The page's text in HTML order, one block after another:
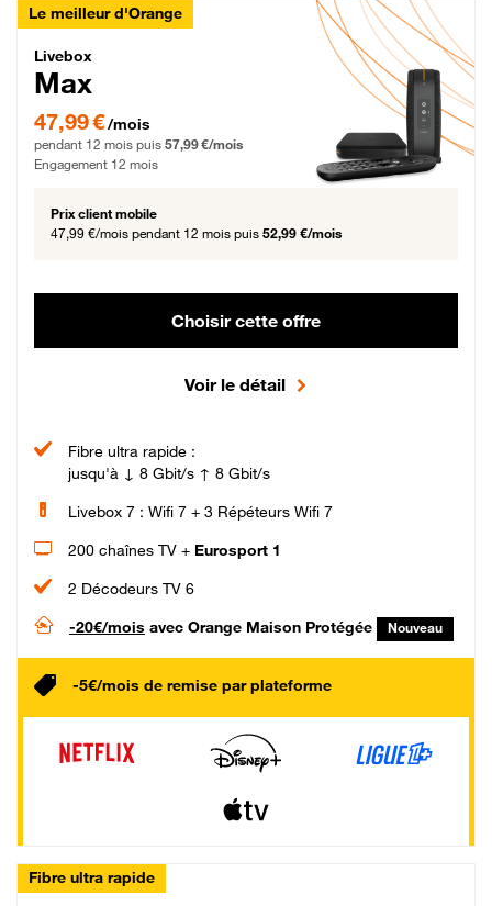
Le meilleur d'Orange
Livebox Max Fibre
Livebox
Max
47,99 € par mois pendant 12 mois puis 57,99 € par mois, Engagement 12 mois
47,99 €/mois
pendant 12 mois puis 57,99 €/mois
Engagement 12 mois
Prix client mobile
47,99 €/mois pendant 12 mois puis 52,99 €/mois
Choisir cette offre
Voir le détail
Fibre ultra rapide :
jusqu'à ↓ 8 Gbit/s ↑ 8 Gbit/s
Livebox 7 : Wifi 7 + 3 Répéteurs Wifi 7
200 chaînes TV + Eurosport 1
2 Décodeurs TV 6
-20€/mois avec Orange Maison Protégée Nouveau
-5€/mois de remise par plateforme
Fibre ultra rapide